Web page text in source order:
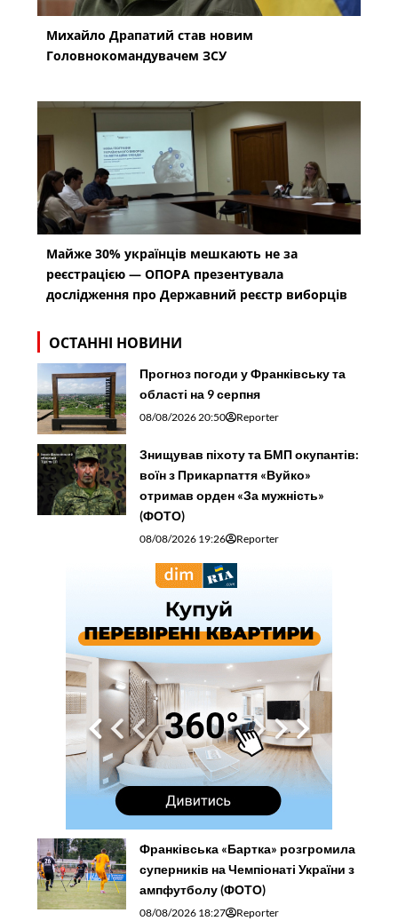
Михайло Драпатий став новим
Головнокомандувачем ЗСУ
Майже 30% українців мешкають не за
реєстрацією — ОПОРА презентувала
дослідження про Державний реєстр виборців
ОСТАННІ НОВИНИ
Прогноз погоди у Франківську та
області на 9 серпня
08/08/2026 20:50 Reporter
Знищував піхоту та БМП окупантів:
воїн з Прикарпаття «Вуйко»
отримав орден «За мужність»
(ФОТО)
08/08/2026 19:26 Reporter
Франківська «Бартка» розгромила
суперників на Чемпіонаті України з
ампфутболу (ФОТО)
08/08/2026 18:27 Reporter